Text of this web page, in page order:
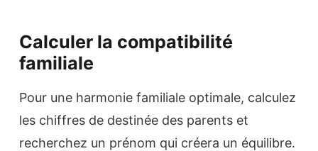
Calculer la compatibilité
familiale
Pour une harmonie familiale optimale, calculez
les chiffres de destinée des parents et
recherchez un prénom qui créera un équilibre.